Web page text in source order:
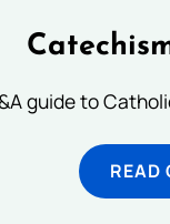
guide to
READ